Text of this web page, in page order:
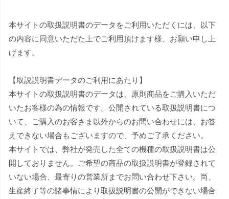
本サイトの取扱説明書のデータをご利用いただくには、以下
の内容に同意いただた上でご利用頂けます様、お願い申し上
げます。
【取説説明書データのご利用にあたり】
本サイトの取扱説明書のデータは、原則商品をご購入いただ
いたお客様の為の情報です。公開されている取扱説明書につ
いて、ご購入のお客さま以外からのお問い合わせには、お答
えできない場合もございますので、予めご了承ください。
本サイトでは、弊社が発売した全ての機種の取扱説明書は公
開しておりません。ご希望の商品の取扱説明書が登録されて
いない場合、最寄りの営業所までお問い合わせ下さい。尚、
生産終了等の諸事情により取扱説明書の公開ができない場合